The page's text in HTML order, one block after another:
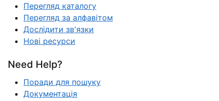
Перегляд каталогу
Перегляд за алфавітом
Дослідити зв'язки
Нові ресурси
Need Help?
Поради для пошуку
Документація